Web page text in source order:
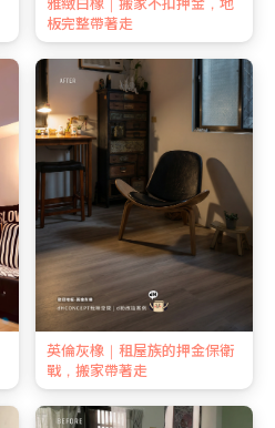
板完整帶著走
英倫灰橡｜租屋族的押金保衛
戰，搬家帶著走